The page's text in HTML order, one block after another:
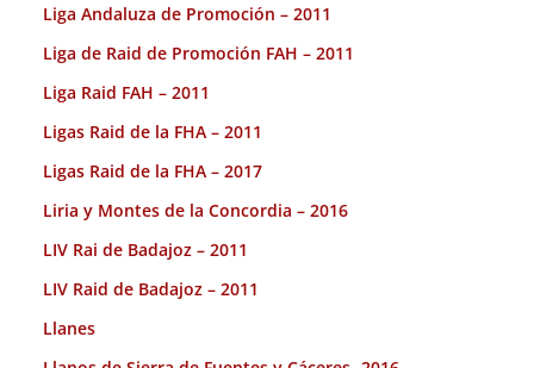
Liga Andaluza de Promoción – 2011
Liga de Raid de Promoción FAH – 2011
Liga Raid FAH – 2011
Ligas Raid de la FHA – 2011
Ligas Raid de la FHA – 2017
Liria y Montes de la Concordia – 2016
LIV Rai de Badajoz – 2011
LIV Raid de Badajoz – 2011
Llanes